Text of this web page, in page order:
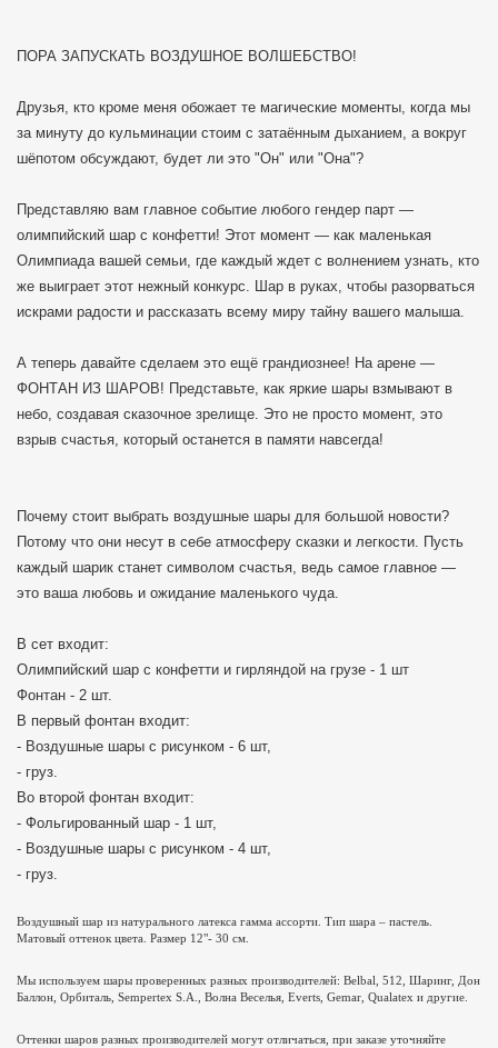
ПОРА ЗАПУСКАТЬ ВОЗДУШНОЕ ВОЛШЕБСТВО!
Друзья, кто кроме меня обожает те магические моменты, когда мы
за минуту до кульминации стоим с затаённым дыханием, а вокруг
шёпотом обсуждают, будет ли это "Он" или "Она"?
Представляю вам главное событие любого гендер парт —
олимпийский шар с конфетти! Этот момент — как маленькая
Олимпиада вашей семьи, где каждый ждет с волнением узнать, кто
же выиграет этот нежный конкурс. Шар в руках, чтобы разорваться
искрами радости и рассказать всему миру тайну вашего малыша.
А теперь давайте сделаем это ещё грандиознее! На арене —
ФОНТАН ИЗ ШАРОВ! Представьте, как яркие шары взмывают в
небо, создавая сказочное зрелище. Это не просто момент, это
взрыв счастья, который останется в памяти навсегда!
Почему стоит выбрать воздушные шары для большой новости?
Потому что они несут в себе атмосферу сказки и легкости. Пусть
каждый шарик станет символом счастья, ведь самое главное —
это ваша любовь и ожидание маленького чуда.
В сет входит:
Олимпийский шар с конфетти и гирляндой на грузе - 1 шт
Фонтан - 2 шт.
В первый фонтан входит:
- Воздушные шары с рисунком - 6 шт,
- груз.
Во второй фонтан входит:
- Фольгированный шар - 1 шт,
- Воздушные шары с рисунком - 4 шт,
- груз.
Воздушный шар из натурального латекса гамма ассорти. Тип шара – пастель.
Матовый оттенок цвета. Размер 12"- 30 см.
Мы используем шары проверенных разных производителей: Belbal, 512, Шаринг, Дон
Баллон, Орбиталь, Sempertex S A ., Волна Веселья, Everts Gemar Qualatex и другие.
Оттенки шаров разных производителей могут отличаться, при заказе уточняйте